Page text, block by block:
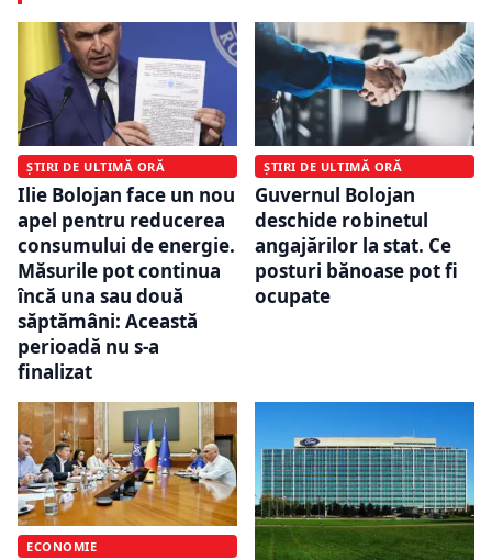
ȘTIRI DE ULTIMĂ ORĂ
Ilie Bolojan face un nou
apel pentru reducerea
consumului de energie.
Măsurile pot continua
încă una sau două
săptămâni: Această
perioadă nu s-a
finalizat
ȘTIRI DE ULTIMĂ ORĂ
Guvernul Bolojan
deschide robinetul
angajărilor la stat. Ce
posturi bănoase pot fi
ocupate
ECONOMIE